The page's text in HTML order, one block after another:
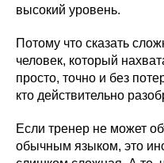
высокий уровень.
Потому что сказать
человек, который
просто, точно и без
кто действительно
Если тренер не может
обычным языком, это